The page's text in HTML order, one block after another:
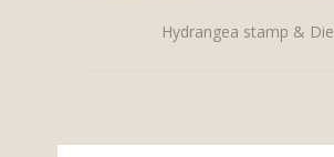
Hydrangea stamp & Die